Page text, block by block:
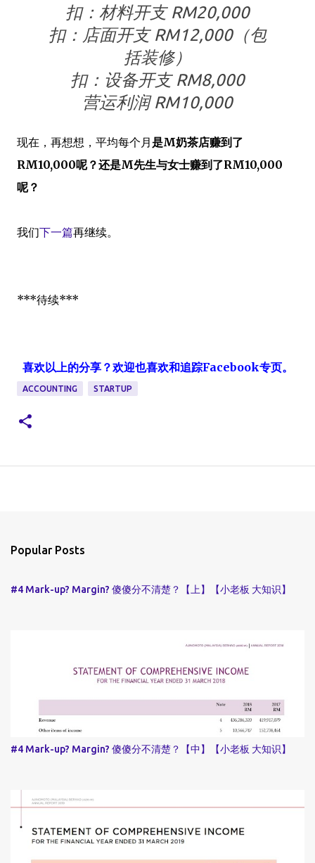
扣：材料开支 RM20,000
扣：店面开支 RM12,000（包
括装修）
扣：设备开支 RM8,000
营运利润 RM10,000
现在，再想想，平均每个月是M奶茶店赚到了
RM10,000呢？还是M先生与女士赚到 了RM10,000
呢？
我们下一篇再继续。
***待续***
喜欢以上的分享？欢迎也喜欢和追踪Facebook专页。
ACCOUNTING STARTUP
Popular Posts
#4 Mark-up? Margin? 傻傻分不清楚？【上】【小老板 大知识】
#4 Mark-up? Margin? 傻傻分不清楚？【中】【小老板 大知识】